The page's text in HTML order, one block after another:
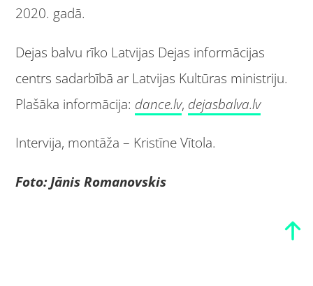
2020. gadā.
Dejas balvu rīko Latvijas Dejas informācijas
centrs sadarbībā ar Latvijas Kultūras ministriju.
Plašāka informācija: dance.lv, dejasbalva.lv
Intervija, montāža – Kristīne Vītola.
Foto: Jānis Romanovskis